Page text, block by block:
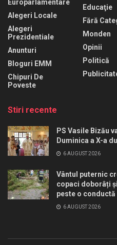
Europarlamentare
Alegeri Locale
Alegeri
Prezidentiale
Anunturi
Bloguri EMM
Chipuri De
Poveste
Educaţie
Fără
Monden
Opinii
Politică
Stiri recente
PS Vasile Bizău
Duminica a X-a
6 AUGUST 2026
Vântul puternic
copaci doborâți
peste o conductă
6 AUGUST 2026